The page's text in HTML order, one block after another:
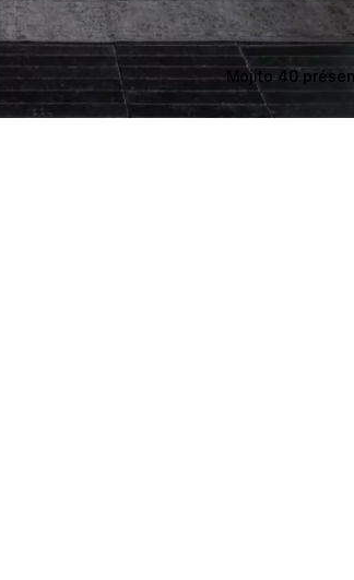
Mojito 40